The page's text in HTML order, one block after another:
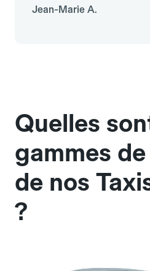
Jean-Marie A.
Quelles
gammes
de nos
?